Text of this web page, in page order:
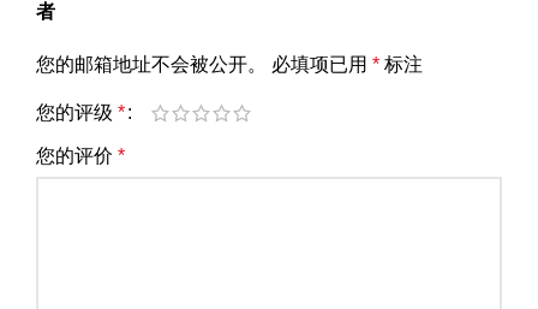
者
您的邮箱地址不会被公开。 必填项已用 * 标注
您的评级 *
您的评价 *